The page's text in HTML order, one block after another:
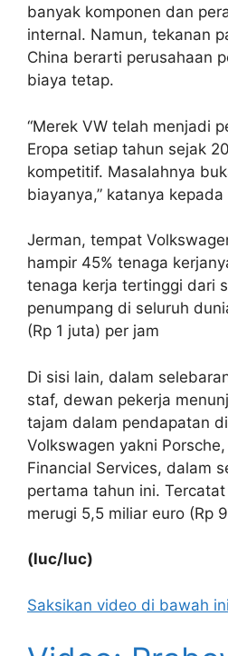
banyak komponen dan
internal. Namun, tekanan
China berarti perusahaan
biaya tetap.
“Merek VW telah menjadi
Eropa setiap tahun sejak
kompetitif. Masalahnya
biayanya,” katanya kepada
Jerman, tempat
hampir 45% tenaga
tenaga kerja tertinggi dari
penumpang di seluruh
(Rp 1 juta) per jam
Di sisi lain, dalam
staf, dewan pekerja
tajam dalam pendapatan
Volkswagen yakni
Financial Services, dalam
pertama tahun ini.
merugi 5,5 miliar euro (Rp
(luc/luc)
Saksikan video di bawah